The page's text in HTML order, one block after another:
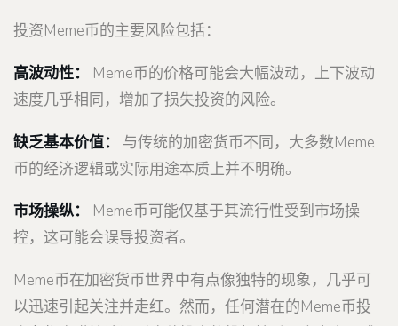
投资Meme币的主要风险包括：
高波动性：
Meme币的价格可能会大幅波动，上下波动
速度几乎相同，增加了损失投资的风险。
缺乏基本价值：
与传统的加密货币不同，大多数Meme
币的经济逻辑或实际用途本质上并不明确。
市场操纵：
Meme币可能仅基于其流行性受到市场操
控，这可能会误导投资者。
Meme币在加密货币世界中有点像独特的现象，几乎可
以迅速引起关注并走红。然而，任何潜在的Meme币投